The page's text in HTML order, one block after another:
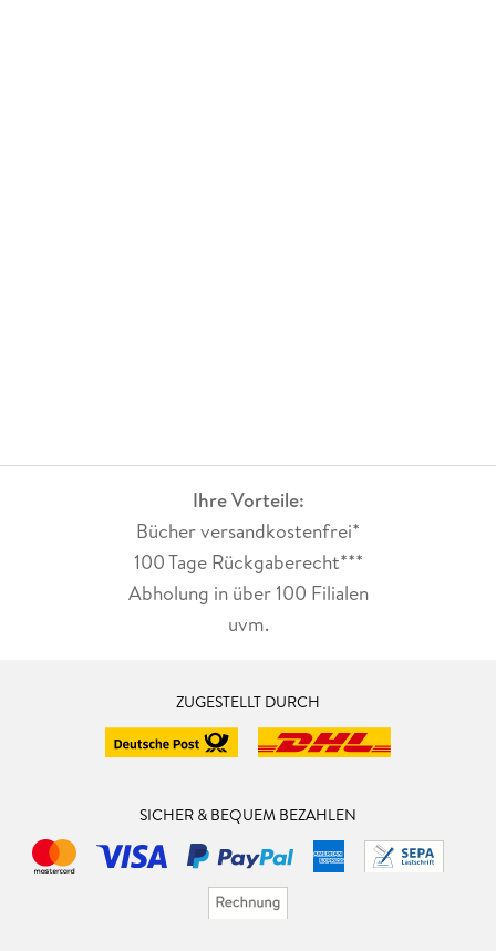
Ihre Vorteile:
Bücher versandkostenfrei*
100 Tage Rückgaberecht***
Abholung in über 100 Filialen
uvm.
ZUGESTELLT DURCH
SICHER & BEQUEM BEZAHLEN